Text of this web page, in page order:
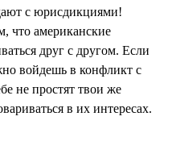
с юрисдикциями!
что американские
друг с другом. Если
войдешь в конфликт с
не простят твои же
в их интересах.